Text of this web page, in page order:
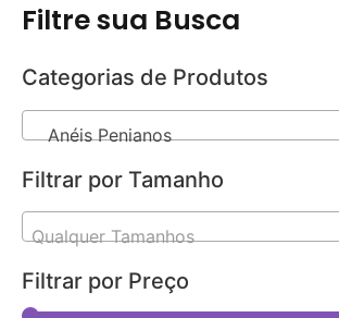
Filtre sua Busca
Categorias de Produtos
Anéis Penianos
Filtrar por Tamanho
Qualquer Tamanhos
Filtrar por Preço